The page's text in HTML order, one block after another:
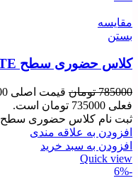
مقایسه
بستن
کلاس حضوری سطح TE
785000 تومان قیمت اصلی 785000 تومان بود.
فعلی 735000 تومان است.
ثبت نام کلاس حضوری سطح TE
افزودن به علاقه مندی
افزودن به سبد خرید
Quick view
-6%